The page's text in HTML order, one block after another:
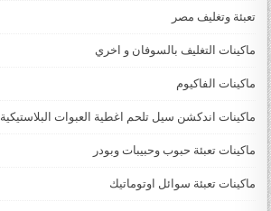
تعبئة وتغليف مصر
ماكينات التغليف بالسوفان و اخري
ماكينات الفاكيوم
ماكينات اندكشن سيل تلحم اغطية العبوات البلاستيكية
ماكينات تعبئة حبوب وحبيبات وبودر
ماكينات تعبئة سوائل اوتوماتيك